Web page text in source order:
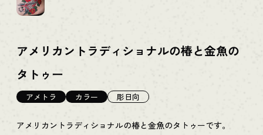
アメリカントラディショナルの椿と金魚の
タトゥー
アメトラ カラー 彫日向
アメリカントラディショナルの椿と金魚のタトゥーです。